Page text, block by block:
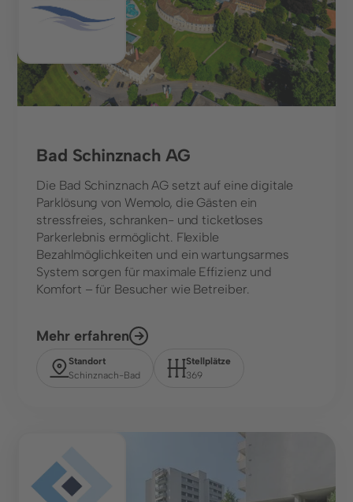
Bad Schinznach AG
Die Bad Schinznach AG setzt auf eine digitale
Parklösung von Wemolo, die Gästen ein
stressfreies, schranken- und ticketloses
Parkerlebnis ermöglicht. Flexible
Bezahlmöglichkeiten und ein wartungsarmes
System sorgen für maximale Effizienz und
Komfort – für Besucher wie Betreiber.
Mehr erfahren
Standort
Schinznach-Bad
Stellplätze
369
Center